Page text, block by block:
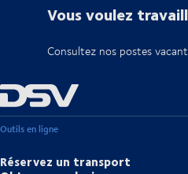
Vous voulez
Consultez nos postes
Outils en ligne
Réservez un transport